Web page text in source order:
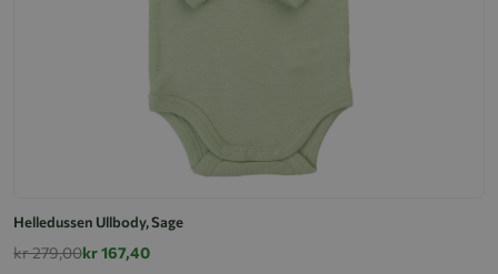
Helledussen Ullbody, Sage
kr 279,00kr 167,40